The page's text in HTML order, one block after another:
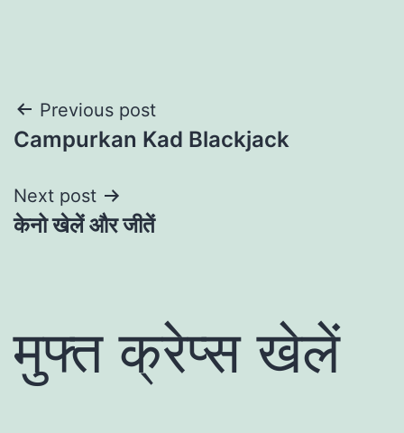
Post
navigation
Previous post
Campurkan Kad Blackjack
Next post
केनो खेलें और जीतें
मुफ्त क्रेप्स खेलें